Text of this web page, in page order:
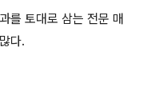
를 토대로 삼는 전문 매
다.